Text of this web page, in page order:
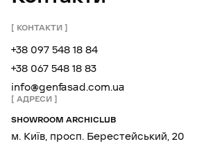
КОНТАКТИ
+38 097 548 18 84
+38 067 548 18 83
info@genfasad.com.ua
АДРЕСИ
SHOWROOM ARCHICLUB
м. Київ, просп. Берестейський, 20